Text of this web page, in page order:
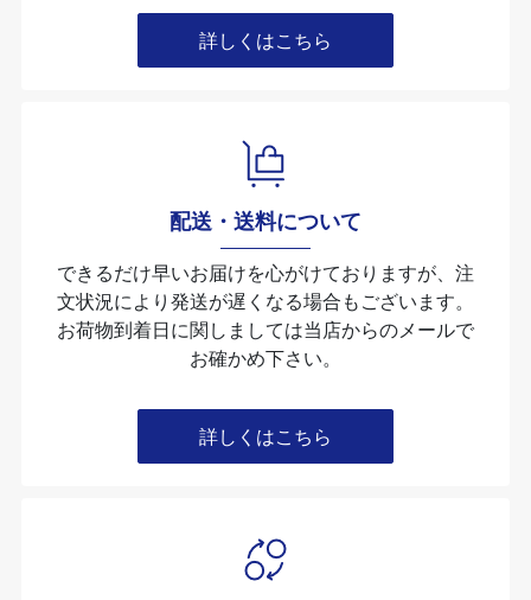
詳しくはこちら
配送・送料について
できるだけ早いお届けを心がけておりますが、注
文状況により発送が遅くなる場合もございます。
お荷物到着日に関しましては当店からのメールで
お確かめ下さい。
詳しくはこちら